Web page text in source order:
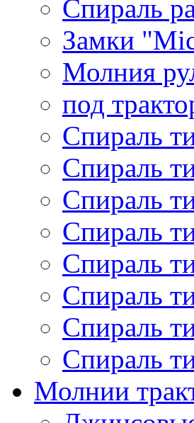
Спираль
Замки
Молния
под
Спираль
Спираль
Спираль
Спираль
Спираль
Спираль
Спираль
Спираль
Молнии